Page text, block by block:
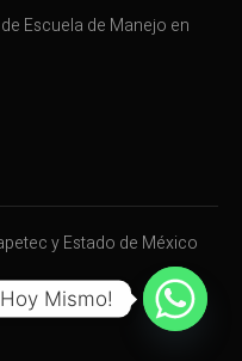
Escuela de Manejo en
y Estado de México
reserved.
Mismo!